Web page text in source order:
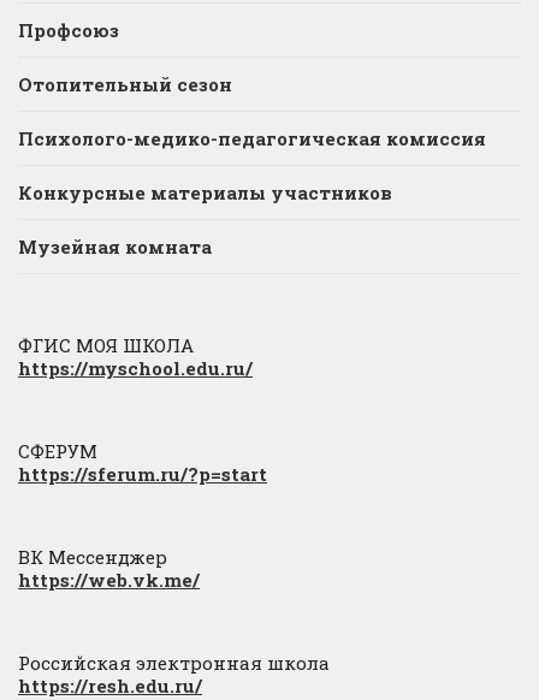
Профсоюз
Отопительный сезон
Психолого-медико-педагогическая комиссия
Конкурсные материалы участников
Музейная комната
ФГИС МОЯ ШКОЛА
https://myschool.edu.ru/
СФЕРУМ
https://sferum.ru/?p=start
ВК Мессенджер
https://web.vk.me/
Российская электронная школа
https://resh.edu.ru/